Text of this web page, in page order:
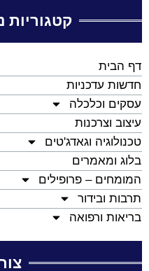
קטגוריות
דף הבית
חדשות עדכניות
עסקים וכלכלה
עיצוב וצרכנות
טכנולוגיה וגאדג'טים
בלוג ומאמרים
המומחים – פרופילים
תרבות ובידור
בריאות ורפואה